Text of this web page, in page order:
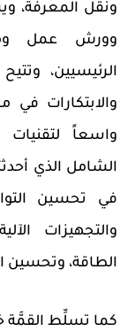
ونقل المعرفة،
وورش عمل
الرئيسيين،
والابتكارات في
واسعاً لتقنيات
الشامل الذي
في تحسين
والتجهيزات
الطاقة، وتحسين
كما تسلِّط القمَّة